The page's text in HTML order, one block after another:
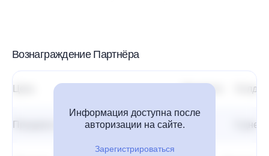
Вознаграждение Партнёра
Выплата Холд
Продажа курса от 301 до 1 000 руб. 55% 0 дней
Информация доступна после
авторизации на сайте.
Зарегистрироваться